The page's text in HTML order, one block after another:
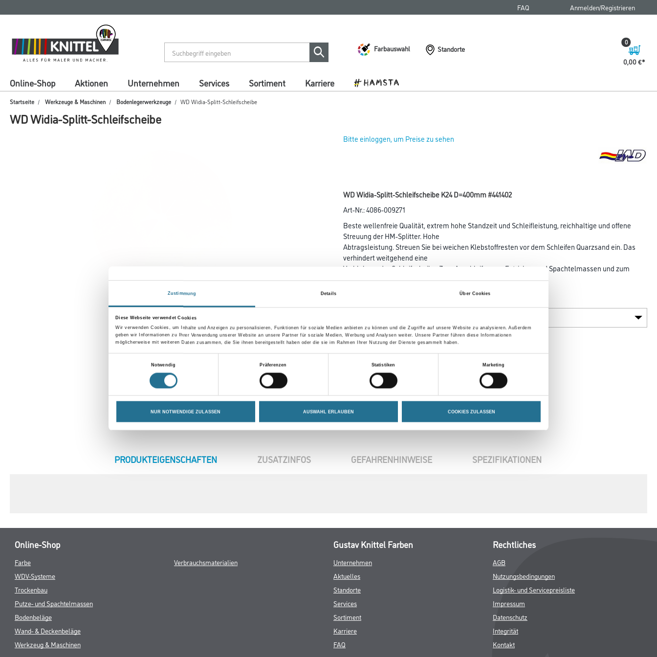
Zustimmung Details Über Cookies
Diese Webseite verwendet Cookies
Wir verwenden Cookies, um Inhalte und Anzeigen zu personalisieren, Funktionen für soziale Medien anbieten zu können und die Zugriffe auf unsere Website zu analysieren. Außerdem
geben wir Informationen zu Ihrer Verwendung unserer Website an unsere Partner für soziale Medien, Werbung und Analysen weiter. Unsere Partner führen diese Informationen
möglicherweise mit weiteren Daten zusammen, die Sie ihnen bereitgestellt haben oder die sie im Rahmen Ihrer Nutzung der Dienste gesammelt haben.
Notwendig
Präferenzen Statistiken Marketing
NUR NOTWENDIGE ZULASSEN AUSWAHL ERLAUBEN COOKIES ZULASSEN
springen
springen
FAQ Anmelden/Registrieren
Farbauswahl
Standorte
0,00 €
0
Online-Shop Aktionen Unternehmen Services Sortiment Karriere
Startseite Werkzeuge & Maschinen Bodenlegerwerkzeuge WD Widia-Splitt-Schleifscheibe
WD Widia-Splitt-Schleifscheibe
Bitte einloggen, um Preise zu sehen
WD Widia-Splitt-Schleifscheibe K24 D=400mm #441402
Art-Nr.:4086-009271
Beste wellenfreie Qualität, extrem hohe Standzeit und Schleifleistung, reichhaltige und offene
Streuung der HM-Splitter. Hohe
Abtragsleistung. Streuen Sie bei weichen Klebstoffresten vor dem Schleifen Quarzsand ein. Das
verhindert weitgehend eine
Verklebung der Schleifscheibe. Zum Anschleifen von Estrichen und Spachtelmassen und zum
CURRENT
PRODUKTEIGENSCHAFTEN ZUSATZINFOS GEFAHRENHINWEISE SPEZIFIKATIONEN
Online-Shop
Farbe
WDV-Systeme
Trockenbau
Putze- und Spachtelmassen
Bodenbeläge
Wand- & Deckenbeläge
Werkzeug & Maschinen
Verbrauchsmaterialien
Gustav Knittel Farben
Unternehmen
Aktuelles
Standorte
Services
Sortiment
Karriere
FAQ
Rechtliches
AGB
Nutzungsbedingungen
Logistik- und Servicepreisliste
Impressum
Datenschutz
Integrität
Kontakt